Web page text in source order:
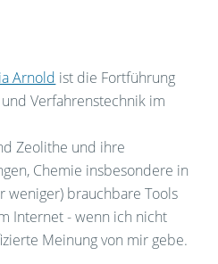
Arnold ist die Fortführung
Verfahrenstechnik im
Zeolithe und ihre
Chemie insbesondere in
brauchbare Tools
Internet - wenn ich nicht
Meinung von mir gebe.